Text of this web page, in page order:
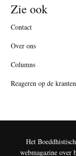
Zie ook
Contact
Over ons
Columns
Reageren op de
Het
webmagazine over